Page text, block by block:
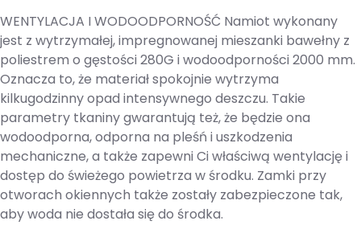
WENTYLACJA I WODOODPORNOŚĆ Namiot wykonany
jest z wytrzymałej, impregnowanej mieszanki bawełny z
poliestrem o gęstości 280G i wodoodporności 2000 mm.
Oznacza to, że materiał spokojnie wytrzyma
kilkugodzinny opad intensywnego deszczu. Takie
parametry tkaniny gwarantują też, że będzie ona
wodoodporna, odporna na pleśń i uszkodzenia
mechaniczne, a także zapewni Ci właściwą wentylację i
dostęp do świeżego powietrza w środku. Zamki przy
otworach okiennych także zostały zabezpieczone tak,
aby woda nie dostała się do środka.